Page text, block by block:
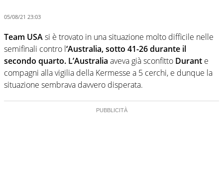
05/08/21 23:03
Team USAsi è trovato in una situazione molto difficile nelle
semifinali contro l‘Australia, sotto 41-26 durante il
secondo quarto. L’Australia aveva già sconfitto Durant e
compagni alla vigilia della Kermesse a 5 cerchi, e dunque la
situazione sembrava davvero disperata.